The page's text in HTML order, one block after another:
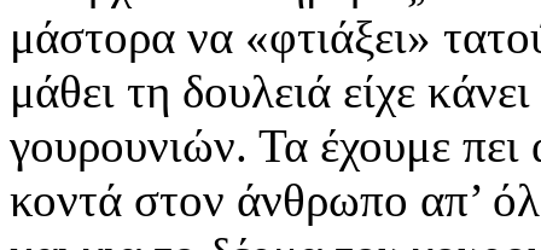
μάστορα να «φτιάξει»
μάθει τη δουλειά είχε
γουρουνιών. Τα έχουμε πει
κοντά στον άνθρωπο απ’